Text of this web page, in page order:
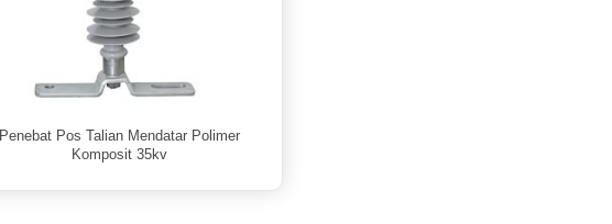
Penebat Pos Talian Mendatar Polimer
Komposit 35kv